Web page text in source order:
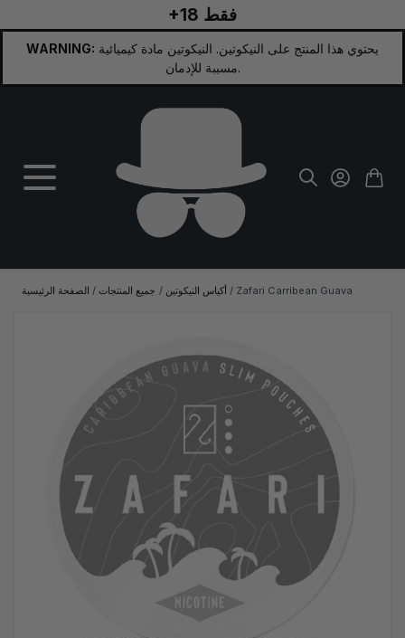
+18 فقط
WARNING:
مسببة للإدمان.
الصفحة الرئيسية / جميع المنتجات / أكياس النيكوتين / Zafari Carribean Guava